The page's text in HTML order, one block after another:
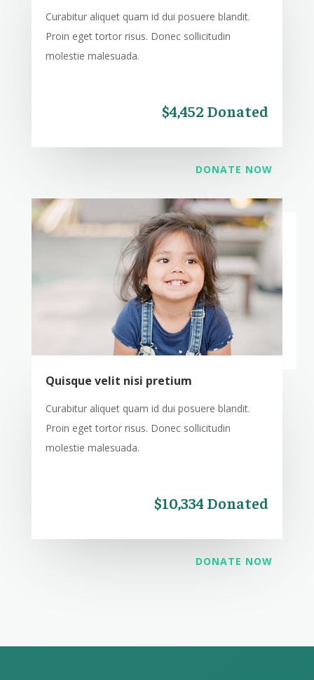
Curabitur aliquet quam id dui posuere blandit.
Proin eget tortor risus. Donec sollicitudin
molestie malesuada.
$4,452 Donated
DONATE NOW
Quisque velit nisi pretium
Curabitur aliquet quam id dui posuere blandit.
Proin eget tortor risus. Donec sollicitudin
molestie malesuada.
$10,334 Donated
DONATE NOW